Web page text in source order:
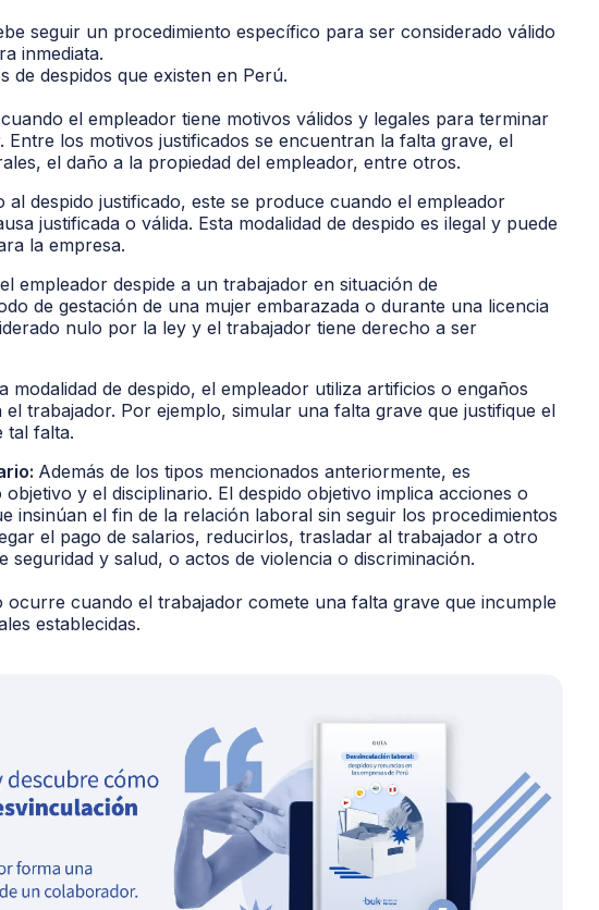
seguir un procedimiento específico para ser considerado válido
inmediata.
de despidos que existen en Perú.
el empleador tiene motivos válidos y legales para terminar
los motivos justificados se encuentran la falta grave, el
el daño a la propiedad del empleador, entre otros.
al despido justificado, este se produce cuando el empleador
justificada o válida. Esta modalidad de despido es ilegal y puede
la empresa.
empleador despide a un trabajador en situación de
de gestación de una mujer embarazada o durante una licencia
nulo por la ley y el trabajador tiene derecho a ser
modalidad de despido, el empleador utiliza artificios o engaños
trabajador. Por ejemplo, simular una falta grave que justifique el
tal falta.
Además de los tipos mencionados anteriormente, es
y el disciplinario. El despido objetivo implica acciones o
insinúan el fin de la relación laboral sin seguir los procedimientos
el pago de salarios, reducirlos, trasladar al trabajador a otro
y salud, o actos de violencia o discriminación.
ocurre cuando el trabajador comete una falta grave que incumple
establecidas.